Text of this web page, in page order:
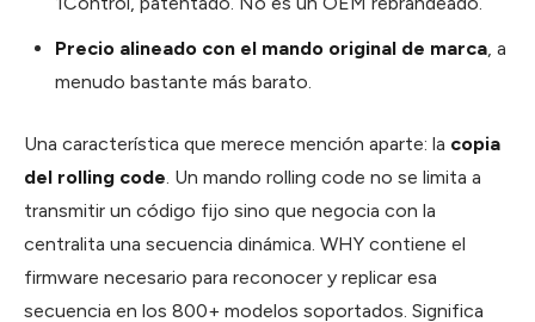
Precio alineado con el mando original de marca , a
menudo bastante más barato.
Una característica que merece mención aparte: la copia
del rolling code . Un mando rolling code no se limita a
transmitir un código fijo sino que negocia con la
centralita una secuencia dinámica. WHY contiene el
firmware necesario para reconocer y replicar esa
secuencia en los 800+ modelos soportados. Significa